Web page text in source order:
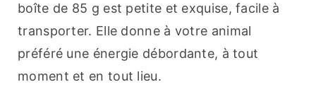
boîte de 85 g est petite et exquise, facile à
transporter. Elle donne à votre animal
préféré une énergie débordante, à tout
moment et en tout lieu.